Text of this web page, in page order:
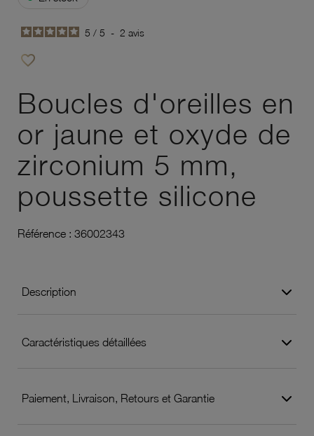
5 / 5 - 2 avis
favorite_border
Boucles d'oreilles en
or jaune et oxyde de
zirconium 5 mm,
poussette silicone
Référence : 36002343
Description
Caractéristiques détaillées
Paiement, Livraison, Retours et Garantie